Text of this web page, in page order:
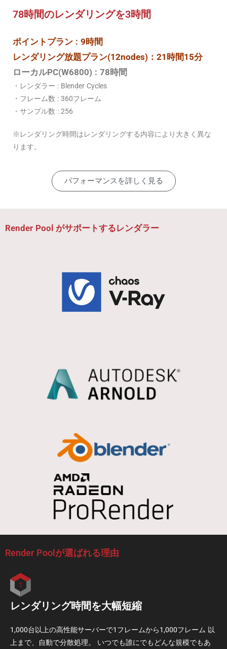
78時間のレンダリングを3時間
ポイントプラン : 9時間
レンダリング放題プラン(12nodes)：21時間15分
ローカルPC(W6800) : 78時間
・レンダラー : Blender Cycles
・フレーム数 : 360フレーム
・サンプル数 : 256
※レンダリング時間はレンダリングする内容により大きく異な
ります。
パフォーマンスを詳しく見る
Render Pool がサポートするレンダラー
Render Poolが選ばれる理由
レンダリング時間を大幅短縮
1,000台以上の高性能サーバーで1フレームから1,000フレーム 以
上まで、自動で分散処理。 いつでも誰にでもどんな規模でもあ